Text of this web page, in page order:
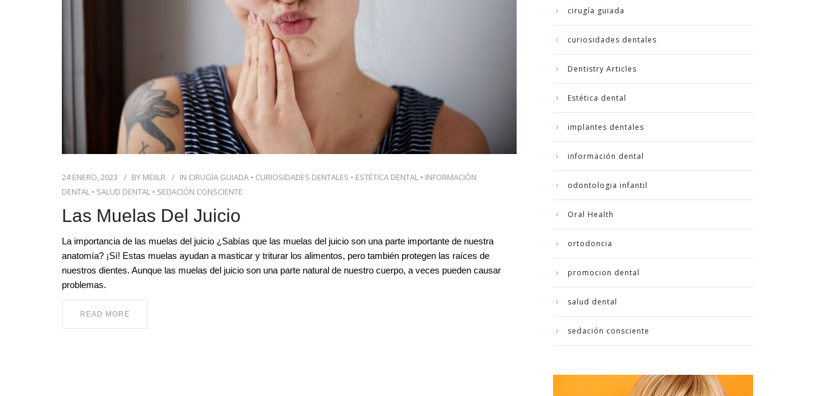
24 ENERO, 2023 BY MEIILR IN CIRUGÍA GUIADA • CURIOSIDADES DENTALES • ESTÉTICA DENTAL • INFORMACIÓN
DENTAL • SALUD DENTAL • SEDACIÓN CONSCIENTE
Las Muelas Del Juicio
La importancia de las muelas del juicio ¿Sabías que las muelas del juicio son una parte importante de nuestra
anatomía? ¡Sí! Estas muelas ayudan a masticar y triturar los alimentos, pero también protegen las raíces de
nuestros dientes. Aunque las muelas del juicio son una parte natural de nuestro cuerpo, a veces pueden causar
problemas.
READ MORE
cirugía guiada
curiosidades dentales
Dentistry Articles
Estética dental
implantes dentales
información dental
odontologia infantil
Oral Health
ortodoncia
promocion dental
salud dental
sedación consciente